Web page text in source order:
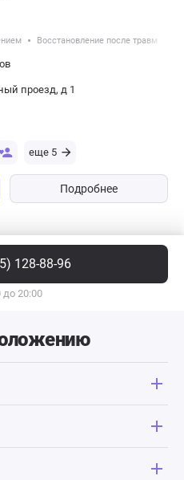
Восстановление после травм
проезд, д 1
еще 5
Подробнее
128-88-96
до 20:00